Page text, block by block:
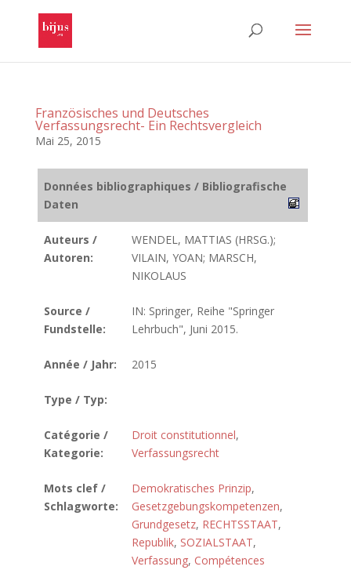
Französisches und Deutsches
Verfassungsrecht- Ein Rechtsvergleich
Mai 25, 2015
Données bibliographiques / Bibliografische
Daten
Auteurs /
Autoren:
WENDEL, MATTIAS (HRSG.);
VILAIN, YOAN; MARSCH,
NIKOLAUS
Source /
Fundstelle:
IN: Springer, Reihe "Springer
Lehrbuch", Juni 2015.
Année / Jahr: 2015
Type / Typ:
Catégorie /
Kategorie:
Droit constitutionnel,
Verfassungsrecht
Mots clef /
Schlagworte:
Demokratisches Prinzip,
Gesetzgebungskompetenzen,
Grundgesetz, RECHTSSTAAT,
Republik, SOZIALSTAAT,
Verfassung, Compétences